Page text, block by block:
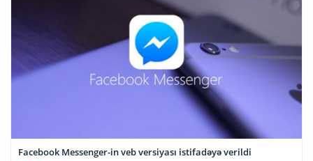
Facebook Messenger-in veb versiyası istifadəyə verildi